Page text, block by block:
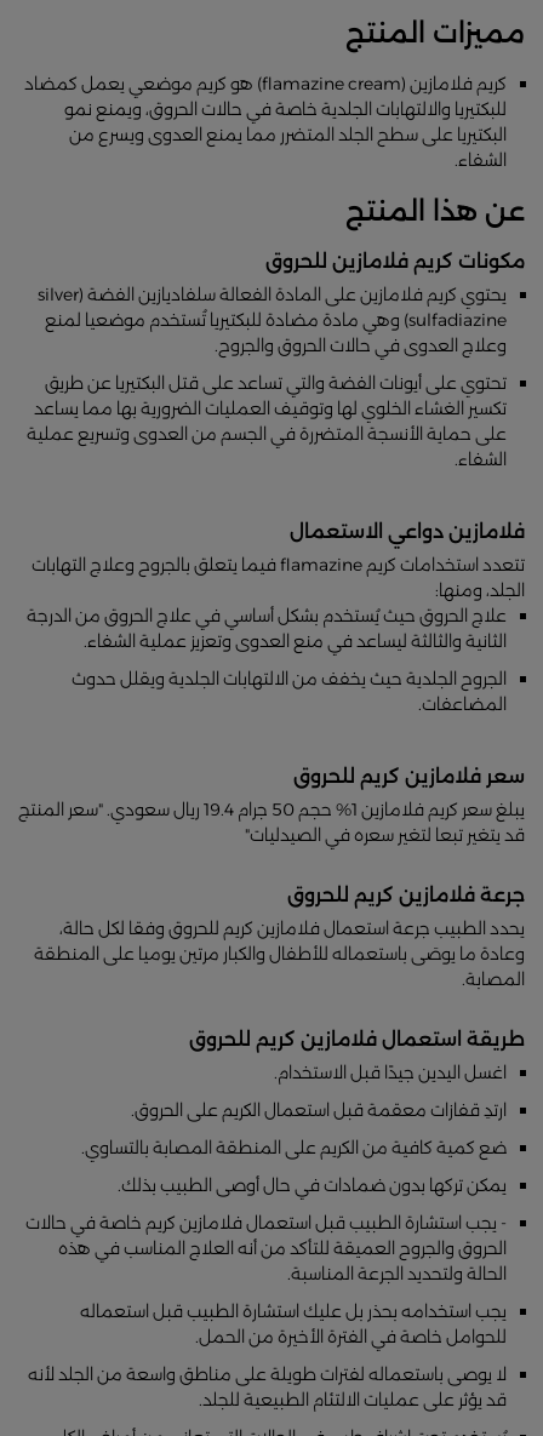
مميزات المنتج
كريم فلامازين (flamazine cream) هو كريم موضعي يعمل كمضاد
للبكتيريا والالتهابات الجلدية خاصة في حالات الحروق، ويمنع نمو
البكتيريا على سطح الجلد المتضرر مما يمنع العدوى ويسرع من
الشفاء.
عن هذا المنتج
مكونات كريم فلامازين للحروق
يحتوي كريم فلامازين على المادة الفعالة سلفاديازين الفضة (silver
sulfadiazine) وهي مادة مضادة للبكتيريا تُستخدم موضعيا لمنع
وعلاج العدوى في حالات الحروق والجروح.
تحتوي على أيونات الفضة والتي تساعد على قتل البكتيريا عن طريق
تكسير الغشاء الخلوي لها وتوقيف العمليات الضرورية بها مما يساعد
على حماية الأنسجة المتضررة في الجسم من العدوى وتسريع عملية
الشفاء.
فلامازين دواعي الاستعمال
تتعدد استخدامات كريم flamazine فيما يتعلق بالجروح وعلاج التهابات
الجلد، ومنها:
علاج الحروق حيث يُستخدم بشكل أساسي في علاج الحروق من الدرجة
الثانية والثالثة ليساعد في منع العدوى وتعزيز عملية الشفاء.
الجروح الجلدية حيث يخفف من الالتهابات الجلدية ويقلل حدوث
المضاعفات.
سعر فلامازين كريم للحروق
يبلغ سعر كريم فلامازين 1% حجم 50 جرام 19.4 ريال سعودي. "سعر المنتج
قد يتغير تبعا لتغير سعره في الصيدليات"
جرعة فلامازين كريم للحروق
يحدد الطبيب جرعة استعمال فلامازين كريم للحروق وفقا لكل حالة،
وعادة ما يوصَى باستعماله للأطفال والكبار مرتين يوميا على المنطقة
المصابة.
طريقة استعمال فلامازين كريم للحروق
اغسل اليدين جيدًا قبل الاستخدام.
ارتدِ قفازات معقمة قبل استعمال الكريم على الحروق.
ضع كمية كافية من الكريم على المنطقة المصابة بالتساوي.
يمكن تركها بدون ضمادات في حال أوصى الطبيب بذلك.
- يجب استشارة الطبيب قبل استعمال فلامازين كريم خاصة في حالات
الحروق والجروح العميقة للتأكد من أنه العلاج المناسب في هذه
الحالة ولتحديد الجرعة المناسبة.
يجب استخدامه بحذر بل عليك استشارة الطبيب قبل استعماله
للحوامل خاصة في الفترة الأخيرة من الحمل.
لا يوصى باستعماله لفترات طويلة على مناطق واسعة من الجلد لأنه
قد يؤثر على عمليات الالتئام الطبيعية للجلد.